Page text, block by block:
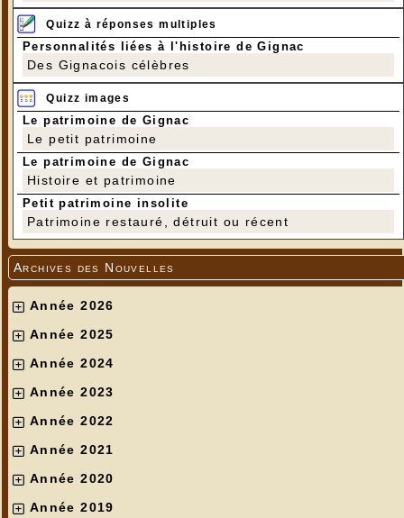
Quizz à réponses multiples
Personnalités liées à l'histoire de Gignac
Des Gignacois célèbres
Quizz images
Le patrimoine de Gignac
Le petit patrimoine
Le patrimoine de Gignac
Histoire et patrimoine
Petit patrimoine insolite
Patrimoine restauré, détruit ou récent
Archives des Nouvelles
Année 2026
Année 2025
Année 2024
Année 2023
Année 2022
Année 2021
Année 2020
Année 2019